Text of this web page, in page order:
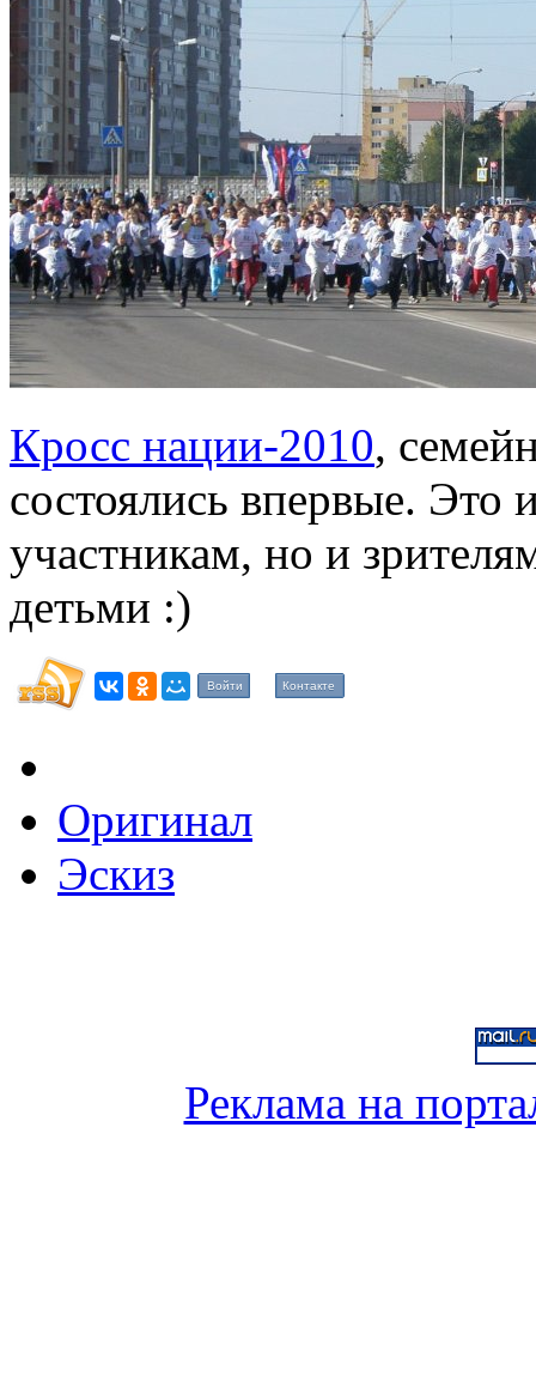
Кросс нации-2010,
состоялись впервые. Это
участникам, но и
детьми :)
Войти Контакте
Оригинал
Эскиз
Реклама на